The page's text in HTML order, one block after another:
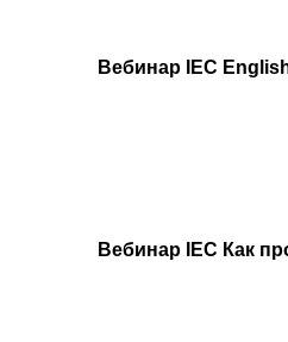
Вебинар IEC
Вебинар IEC Как